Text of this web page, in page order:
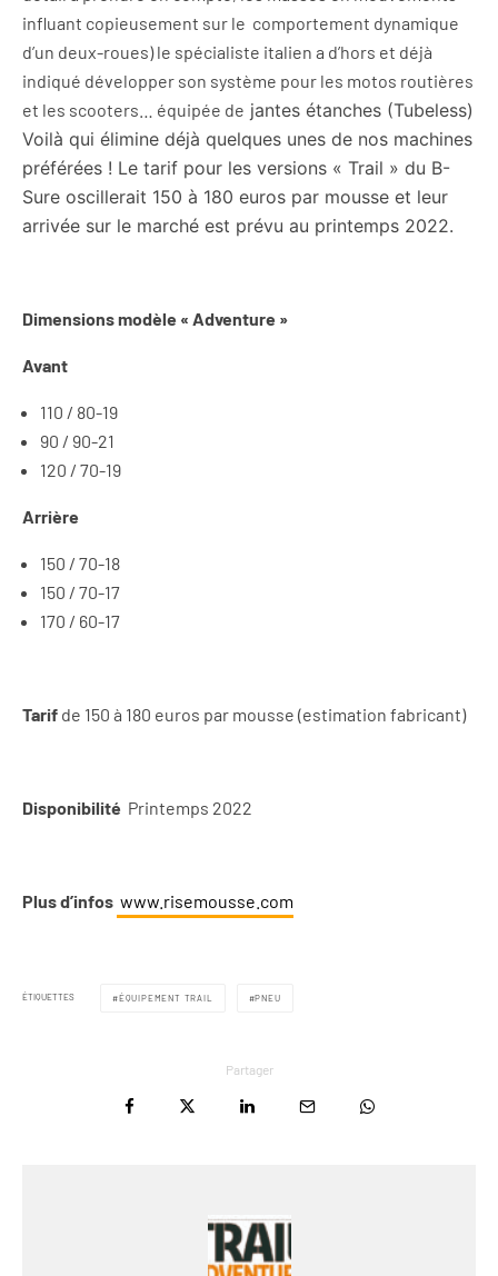
influant copieusement sur le comportement dynamique
d’un deux-roues) le spécialiste italien a d’hors et déjà
indiqué développer son système pour les motos routières
et les scooters… équipée de jantes étanches (Tubeless)
Voilà qui élimine déjà quelques unes de nos machines
préférées ! Le tarif pour les versions « Trail » du B-
Sure oscillerait 150 à 180 euros par mousse et leur
arrivée sur le marché est prévu au printemps 2022.
Dimensions modèle « Adventure »
Avant
110 / 80-19
90 / 90-21
120 / 70-19
Arrière
150 / 70-18
150 / 70-17
170 / 60-17
Tarif de 150 à 180 euros par mousse (estimation fabricant)
Disponibilité Printemps 2022
Plus d’infos www.risemousse.com
ÉTIQUETTES ÉQUIPEMENT TRAIL PNEU
Partager